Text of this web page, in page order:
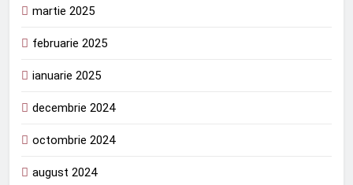
martie 2025
februarie 2025
ianuarie 2025
decembrie 2024
octombrie 2024
august 2024